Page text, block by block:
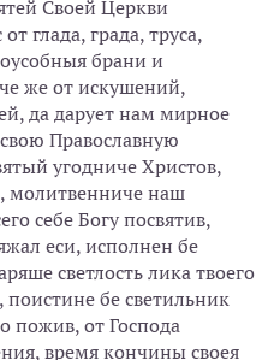
Своей Церкви
глада, града, труса,
брани и
же от искушений,
да дарует нам мирное
Православную
угодниче Христов,
молитвенниче наш
себе Богу посвятив,
еси, исполнен бе
светлость лика твоего
бе светильник
пожив, от Господа
время кончины своея